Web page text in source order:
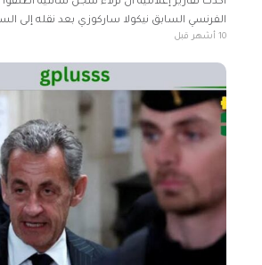
أكدت تقارير إعلامية أن نزلاء سجن سانتيه
الفرنسي السابق نيكولا ساركوزي بعد نقله إلى
قضية تمويل حملته الانتخابية عام 2007. وقالت "روسيا
10 أشهر قبل